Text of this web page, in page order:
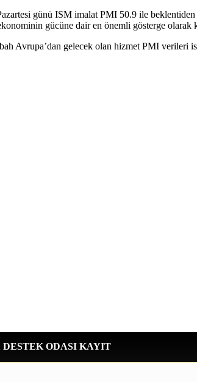
günü ISM imalat PMI 50.9 ile
gücüne dair en önemli gösterge
Avrupa’dan gelecek olan hizmet PMI verileri
ODASI KAYIT